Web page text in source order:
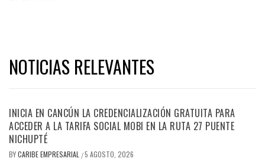
NOTICIAS RELEVANTES
INICIA EN CANCÚN LA CREDENCIALIZACIÓN GRATUITA PARA
ACCEDER A LA TARIFA SOCIAL MOBI EN LA RUTA 27 PUENTE
NICHUPTÉ
BYCARIBE EMPRESARIAL /5 AGOSTO, 2026